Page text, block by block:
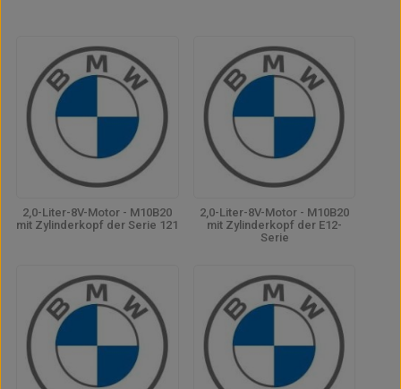
2,0-Liter-8V-Motor - M10B20
mit Zylinderkopf der Serie 121
2,0-Liter-8V-Motor - M10B20
mit Zylinderkopf der E12-
Serie